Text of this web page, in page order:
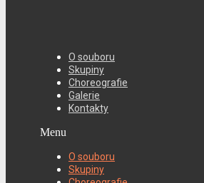
O souboru
Skupiny
Choreografie
Galerie
Kontakty
Menu
O souboru
Skupiny